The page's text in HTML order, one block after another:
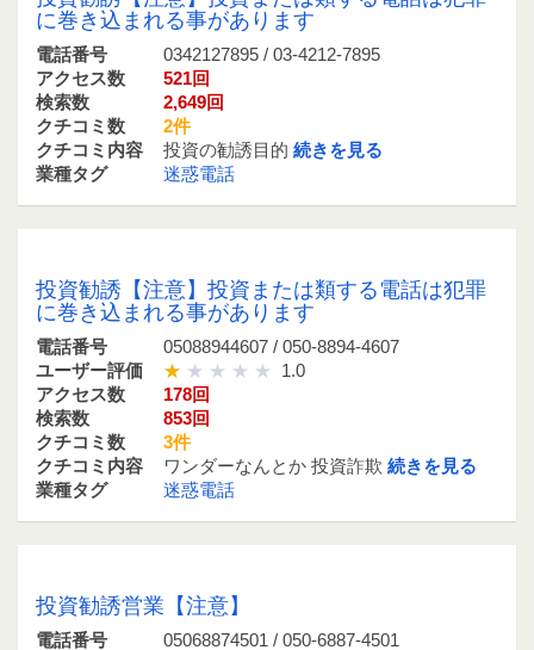
に巻き込まれる事があります
電話番号
0342127895 / 03-4212-7895
アクセス数
521回
検索数
2,649回
クチコミ数
2件
クチコミ内容
投資の勧誘目的 続きを見る
業種タグ
迷惑電話
投資勧誘【注意】投資または類する電話は犯罪
に巻き込まれる事があります
電話番号
05088944607 / 050-8894-4607
ユーザー評価
1.0
アクセス数
178回
検索数
853回
クチコミ数
3件
クチコミ内容
ワンダーなんとか 投資詐欺 続きを見る
業種タグ
迷惑電話
投資勧誘営業【注意】
電話番号 05068874501 / 050-6887-4501